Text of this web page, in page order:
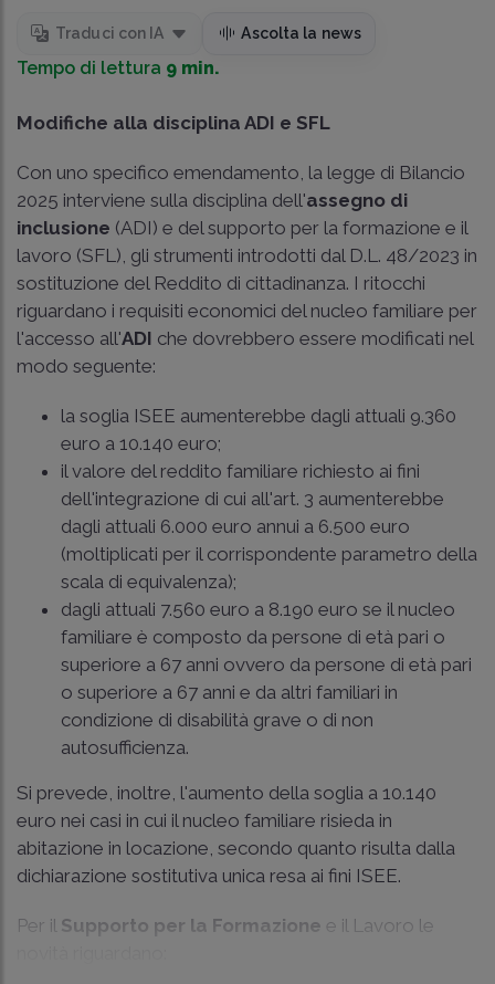
Traduci con IA Ascolta la news
Tempo di lettura 9 min.
Modifiche alla disciplina ADI e SFL
Con uno specifico emendamento, la legge di Bilancio
2025 interviene sulla disciplina dell'assegno di
inclusione (ADI) e del supporto per la formazione e il
lavoro (SFL), gli strumenti introdotti dal D.L. 48/2023 in
sostituzione del Reddito di cittadinanza. I ritocchi
riguardano i requisiti economici del nucleo familiare per
l'accesso all'ADI che dovrebbero essere modificati nel
modo seguente:
la soglia ISEE aumenterebbe dagli attuali 9.360
euro a 10.140 euro;
il valore del reddito familiare richiesto ai fini
dell'integrazione di cui all'art. 3 aumenterebbe
dagli attuali 6.000 euro annui a 6.500 euro
(moltiplicati per il corrispondente parametro della
scala di equivalenza);
dagli attuali 7.560 euro a 8.190 euro se il nucleo
familiare è composto da persone di età pari o
superiore a 67 anni ovvero da persone di età pari
o superiore a 67 anni e da altri familiari in
condizione di disabilità grave o di non
autosufficienza.
Si prevede, inoltre, l'aumento della soglia a 10.140
euro nei casi in cui il nucleo familiare risieda in
abitazione in locazione, secondo quanto risulta dalla
dichiarazione sostitutiva unica resa ai fini ISEE.
Per il Supporto per la Formazione e il Lavoro le